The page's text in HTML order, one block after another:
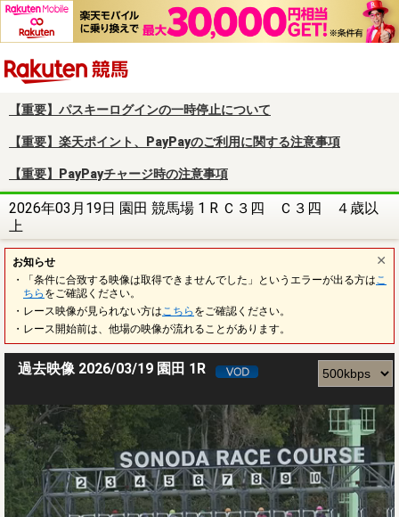
【重要】パスキーログインの一時停止について
【重要】楽天ポイント、PayPayのご利用に関する注意事項
【重要】PayPayチャージ時の注意事項
2026年03月19日 園田 競馬場 1 R Ｃ３四 Ｃ３四 ４歳以
上
お知らせ
・「条件に合致する映像は取得できませんでした」というエラーが出る方は こ
ちら をご確認ください。
・レース映像が見られない方は こちら をご確認ください。
・レース開始前は、他場の映像が流れることがあります。
過去映像 2026/03/19 園田 1R